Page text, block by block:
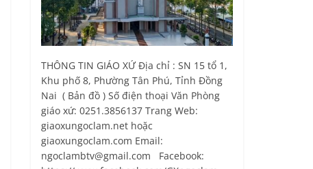
THÔNG TIN GIÁO XỨ Địa chỉ : SN 15 tổ 1,
Khu phố 8, Phường Tân Phú, Tỉnh Ðồng
Nai ( Bản đồ ) Số điện thoại Văn Phòng
giáo xứ: 0251.3856137 Trang Web:
giaoxungoclam.net hoặc
giaoxungoclam.com Email:
ngoclambtv@gmail.com Facebook: